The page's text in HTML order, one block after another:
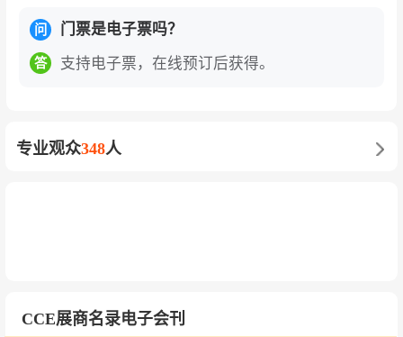
坛、物业创新者论坛、世界洗涤业大会等数十场
专业论坛，汇聚全球行业专家与企业领袖，分享
前沿洞见与实战经验。清洁技能大赛、空调清洗
化、标准化发展。
活动。与上海市公共厕所协会共同推出公共厕所
问 门票是电子票吗？
答 支持电子票，在线预订后获得。
专业观众348人
CCE展商名录电子会刊